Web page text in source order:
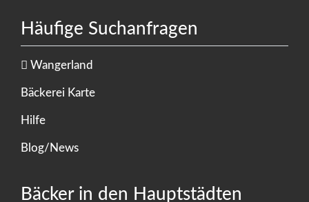
Häufige Suchanfragen
Wangerland
Bäckerei Karte
Hilfe
Blog/News
Bäcker in den Hauptstädten